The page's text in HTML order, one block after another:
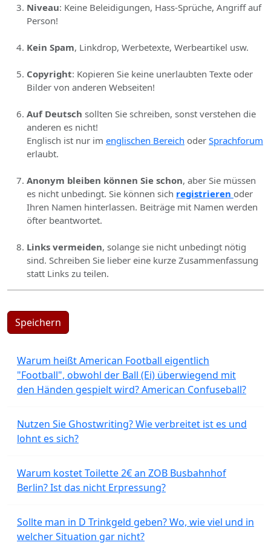
Niveau: Keine Beleidigungen, Hass-Sprüche, Angriff auf
Person!
Kein Spam, Linkdrop, Werbetexte, Werbeartikel usw.
Copyright: Kopieren Sie keine unerlaubten Texte oder
Bilder von anderen Webseiten!
Auf Deutsch sollten Sie schreiben, sonst verstehen die
anderen es nicht!
Englisch ist nur im englischen Bereich oder Sprachforum
erlaubt.
Anonym bleiben können Sie schon, aber Sie müssen
es nicht unbedingt. Sie können sich registrieren oder
Ihren Namen hinterlassen. Beiträge mit Namen werden
öfter beantwortet.
Links vermeiden, solange sie nicht unbedingt nötig
sind. Schreiben Sie lieber eine kurze Zusammenfassung
statt Links zu teilen.
Speichern
Warum heißt American Football eigentlich
"Football", obwohl der Ball (Ei) überwiegend mit
den Händen gespielt wird? American Confuseball?
Nutzen Sie Ghostwriting? Wie verbreitet ist es und
lohnt es sich?
Warum kostet Toilette 2€ an ZOB Busbahnhof
Berlin? Ist das nicht Erpressung?
Sollte man in D Trinkgeld geben? Wo, wie viel und in
welcher Situation gar nicht?